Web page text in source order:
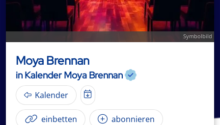
Symbolbild
Moya Brennan
in Kalender Moya Brennan
Kalender
einbetten abonnieren